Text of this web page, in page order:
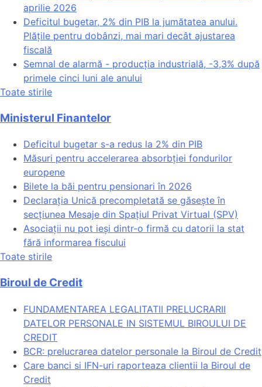
aprilie 2026
Deficitul bugetar, 2% din PIB la jumătatea anului.
Plățile pentru dobânzi, mai mari decât ajustarea
fiscală
Semnal de alarmă - producția industrială, -3,3% după
primele cinci luni ale anului
Toate stirile
Ministerul Finantelor
Deficitul bugetar s-a redus la 2% din PIB
Măsuri pentru accelerarea absorbției fondurilor
europene
Bilete la băi pentru pensionari în 2026
Declarația Unică precompletată se găsește în
secțiunea Mesaje din Spațiul Privat Virtual (SPV)
Asociații nu pot ieși dintr-o firmă cu datorii la stat
fără informarea fiscului
Toate stirile
Biroul de Credit
FUNDAMENTAREA LEGALITATII PRELUCRARII
DATELOR PERSONALE IN SISTEMUL BIROULUI DE
CREDIT
BCR: prelucrarea datelor personale la Biroul de Credit
Care banci si IFN-uri raporteaza clientii la Biroul de
Credit